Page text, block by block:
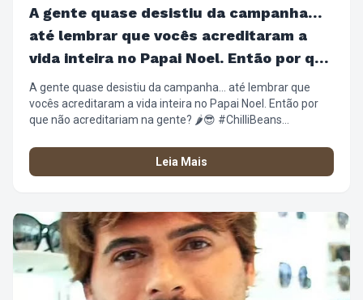
A gente quase desistiu da campanha…
até lembrar que vocês acreditaram a
vida inteira no Papai Noel. Então por que
não acreditariam na gente?
A gente quase desistiu da campanha… até lembrar que
vocês acreditaram a vida inteira no Papai Noel. Então por
que não acreditariam na gente? 🌶️😎 #ChilliBeans
#ÓculosSolar Relógios ArmaçãoDeGrau
Leia Mais